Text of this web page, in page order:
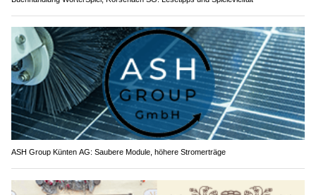
ASH Group Künten AG: Saubere Module, höhere Stromerträge